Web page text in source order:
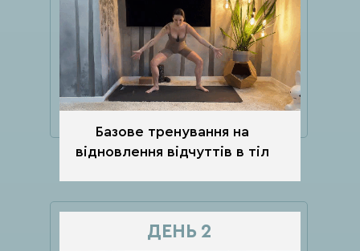
ДЕНЬ 2
Базове тренування на
відновлення відчуттів в тіл